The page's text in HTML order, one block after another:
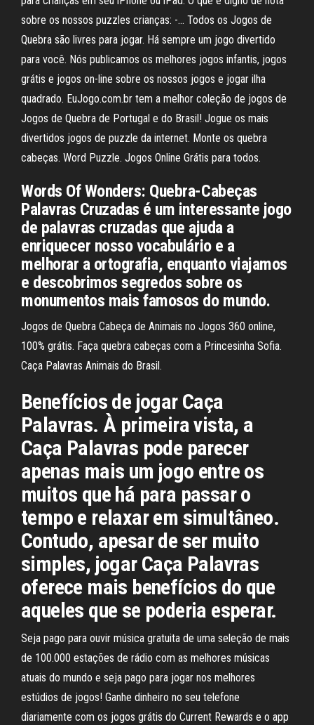
sobre os nossos puzzles crianças: -… Todos os Jogos de
Quebra são livres para jogar. Há sempre um jogo divertido
para você. Nós publicamos os melhores jogos infantis, jogos
grátis e jogos on-line sobre os nossos jogos e jogar ilha
quadrado. EuJogo.com.br tem a melhor coleção de jogos de
Jogos de Quebra de Portugal e do Brasil! Jogue os mais
divertidos jogos de puzzle da internet. Monte os quebra
cabeças. Word Puzzle. Jogos Online Grátis para todos.
Words Of Wonders: Quebra-Cabeças
Palavras Cruzadas é um interessante jogo
de palavras cruzadas que ajuda a
enriquecer nosso vocabulário e a
melhorar a ortografia, enquanto viajamos
e descobrimos segredos sobre os
monumentos mais famosos do mundo.
Jogos de Quebra Cabeça de Animais no Jogos 360 online,
100% grátis. Faça quebra cabeças com a Princesinha Sofia.
Caça Palavras Animais do Brasil.
Benefícios de jogar Caça
Palavras. À primeira vista, a
Caça Palavras pode parecer
apenas mais um jogo entre os
muitos que há para passar o
tempo e relaxar em simultâneo.
Contudo, apesar de ser muito
simples, jogar Caça Palavras
oferece mais benefícios do que
aqueles que se poderia esperar.
Seja pago para ouvir música gratuita de uma seleção de mais
de 100.000 estações de rádio com as melhores músicas
atuais do mundo e seja pago para jogar nos melhores
estúdios de jogos! Ganhe dinheiro no seu telefone
diariamente com os jogos grátis do Current Rewards e o app